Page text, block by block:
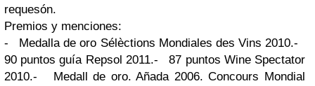
requesón.
Premios y menciones:
-
Medalla de oro Sélèctions Mondiales des Vins 2010.-
90 puntos guía Repsol 2011.-
87 puntos Wine Spectator
2010.-
Medall de oro. Añada 2006. Concours Mondial